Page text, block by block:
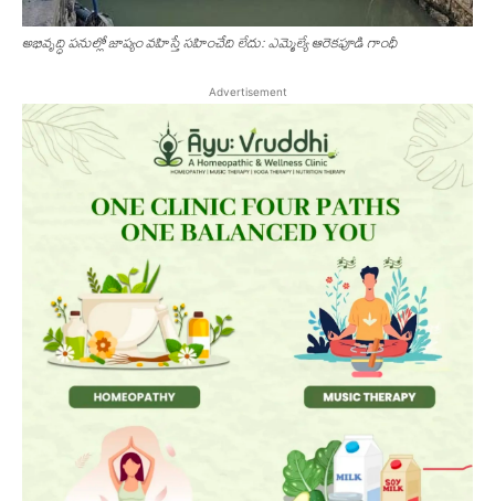
అభివృద్ధి పనుల్లో జాప్యం వ‌హిస్తే స‌హించేది లేదు: ఎమ్మెల్యే ఆరెకపూడి గాంధీ
Advertisement